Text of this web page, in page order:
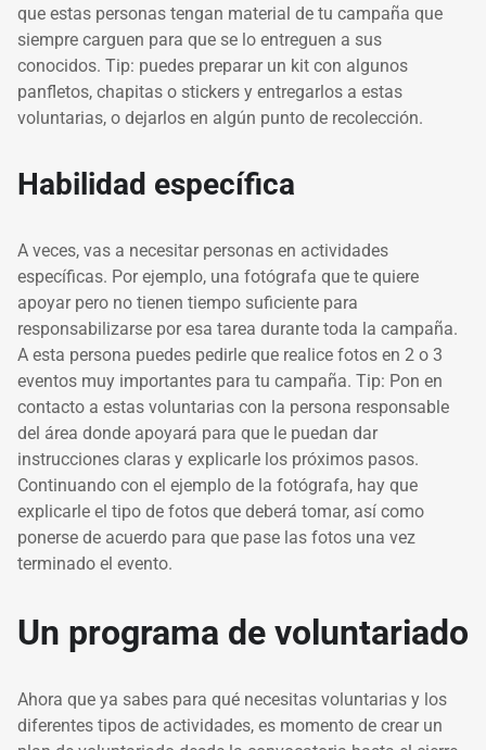
que estas personas tengan material de tu campaña que
siempre carguen para que se lo entreguen a sus
conocidos. Tip: puedes preparar un kit con algunos
panfletos, chapitas o stickers y entregarlos a estas
voluntarias, o dejarlos en algún punto de recolección.
Habilidad específica
A veces, vas a necesitar personas en actividades
específicas. Por ejemplo, una fotógrafa que te quiere
apoyar pero no tienen tiempo suficiente para
responsabilizarse por esa tarea durante toda la campaña.
A esta persona puedes pedirle que realice fotos en 2 o 3
eventos muy importantes para tu campaña. Tip: Pon en
contacto a estas voluntarias con la persona responsable
del área donde apoyará para que le puedan dar
instrucciones claras y explicarle los próximos pasos.
Continuando con el ejemplo de la fotógrafa, hay que
explicarle el tipo de fotos que deberá tomar, así como
ponerse de acuerdo para que pase las fotos una vez
terminado el evento.
Un programa de voluntariado
Ahora que ya sabes para qué necesitas voluntarias y los
diferentes tipos de actividades, es momento de crear un